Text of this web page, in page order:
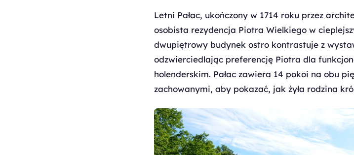
Letni Pałac, ukończony w 1714 roku przez
osobista rezydencja Piotra Wielkiego w
dwupiętrowy budynek ostro kontrastuje z
odzwierciedlając preferencję Piotra dla
holenderskim. Pałac zawiera 14 pokoi na obu
zachowanymi, aby pokazać, jak żyła rodzina